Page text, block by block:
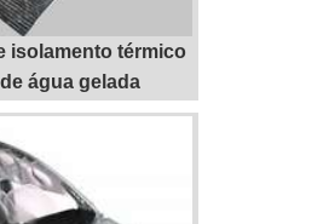
isolamento térmico
água gelada